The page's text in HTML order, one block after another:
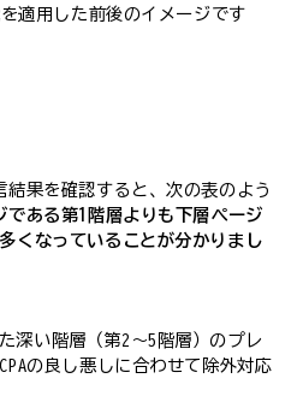
を適用した前後のイメージです
結果を確認すると、次の表のよう
である第1階層よりも下層ページ
くなっていることが分かりまし
深い階層（第2～5階層）のプレ
の良し悪しに合わせて除外対応